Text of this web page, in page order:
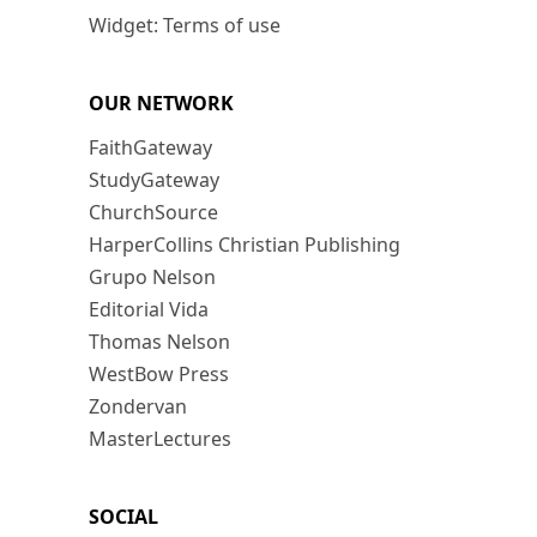
Widget: Terms of use
OUR NETWORK
FaithGateway
StudyGateway
ChurchSource
HarperCollins Christian Publishing
Grupo Nelson
Editorial Vida
Thomas Nelson
WestBow Press
Zondervan
MasterLectures
SOCIAL